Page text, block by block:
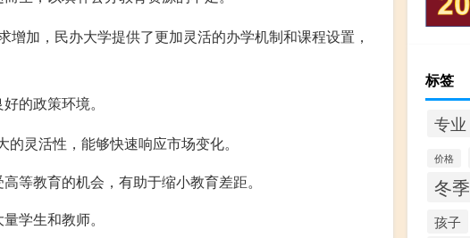
增加，民办大学提供了更加灵活的办学机制和课程设置，
的政策环境。
的灵活性，能够快速响应市场变化。
等教育的机会，有助于缩小教育差距。
学生和教师。
标签
专业
价格
冬季
孩子